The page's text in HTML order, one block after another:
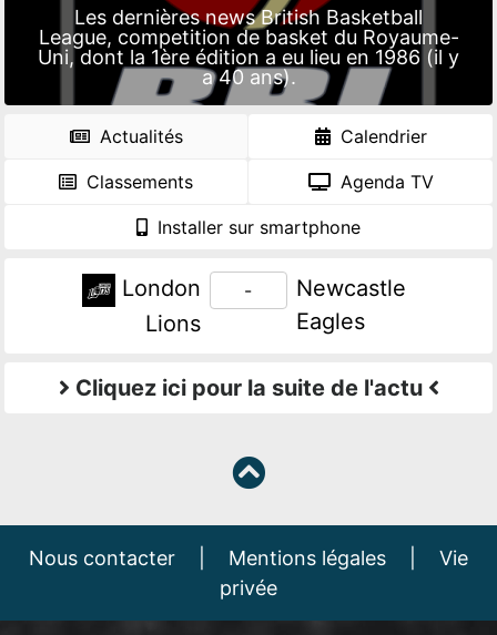
Les dernières news British Basketball
League, competition de basket du Royaume-
Uni, dont la 1ère édition a eu lieu en 1986 (il y
a 40 ans).
Actualités Calendrier
Classements Agenda TV
Installer sur smartphone
London
Lions
-
Newcastle
Eagles
Cliquez ici pour la suite de l'actu
Nous contacter Mentions légales
Vie
privée